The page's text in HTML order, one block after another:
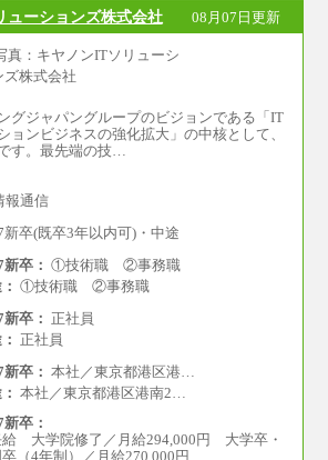
、能力を考慮の上、当社規定により
たします
成長支援金(10,000円）を含む
、Workstyle支援金(月額4,000円）
ューションズ株式会社 08月07日更新
グジャパングループのビジョンである「IT
ョンビジネスの強化拡大」の中核として、
す。最先端の技…
報通信
新卒(既卒3年以内可)・中途
卒： ①技術職 ②事務職
①技術職 ②事務職
卒： 正社員
正社員
卒： 本社／東京都港区港…
本社／東京都港区港南2…
卒：
給 大学院修了／月給294,000円 大学卒・
（4年制）／月給270,000円